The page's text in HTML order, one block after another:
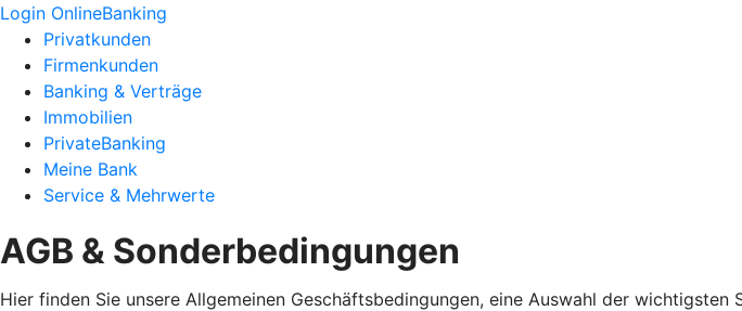
Login OnlineBanking
Privatkunden
Firmenkunden
Banking & Verträge
Immobilien
PrivateBanking
Meine Bank
Service & Mehrwerte
AGB & Sonderbedingungen
Hier finden Sie unsere Allgemeinen Geschäftsbedingungen, eine Auswahl der